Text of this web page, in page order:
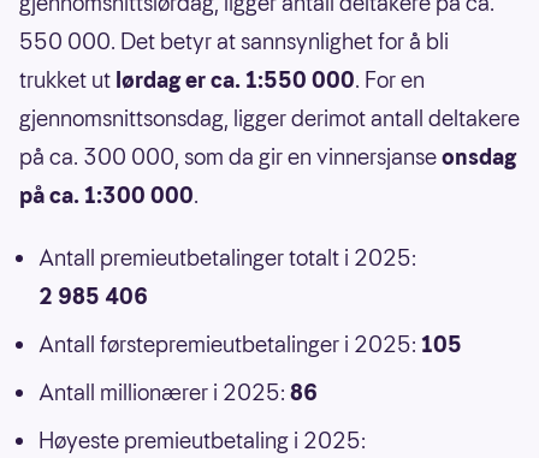
550 000. Det betyr at sannsynlighet for å bli
trukket ut lørdag er ca. 1:550 000. For en
gjennomsnittsonsdag, ligger derimot antall deltakere
på ca. 300 000, som da gir en vinnersjanseonsdag
på ca. 1:300 000.
Antall premieutbetalinger totalt i 2025:
2 985 406
Antall førstepremieutbetalinger i 2025: 105
Antall millionærer i 2025: 86
Høyeste premieutbetaling i 2025: